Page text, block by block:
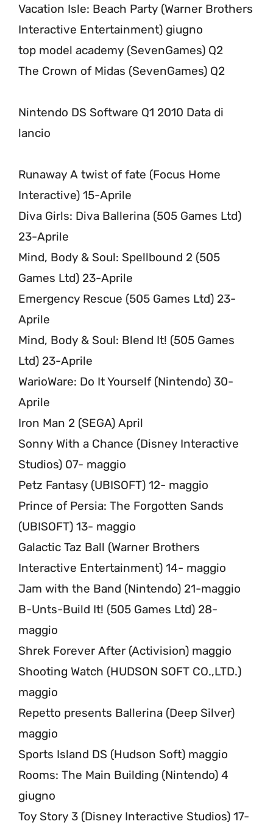
Vacation Isle: Beach Party (Warner Brothers
Interactive Entertainment) giugno
top model academy (SevenGames) Q2
The Crown of Midas (SevenGames) Q2
Nintendo DS Software Q1 2010 Data di
lancio
Runaway A twist of fate (Focus Home
Interactive) 15-Aprile
Diva Girls: Diva Ballerina (505 Games Ltd)
23-Aprile
Mind, Body & Soul: Spellbound 2 (505
Games Ltd) 23-Aprile
Emergency Rescue (505 Games Ltd) 23-
Aprile
Mind, Body & Soul: Blend It! (505 Games
Ltd) 23-Aprile
WarioWare: Do It Yourself (Nintendo) 30-
Aprile
Iron Man 2 (SEGA) April
Sonny With a Chance (Disney Interactive
Studios) 07- maggio
Petz Fantasy (UBISOFT) 12- maggio
Prince of Persia: The Forgotten Sands
(UBISOFT) 13- maggio
Galactic Taz Ball (Warner Brothers
Interactive Entertainment) 14- maggio
Jam with the Band (Nintendo) 21-maggio
B-Unts-Build It! (505 Games Ltd) 28-
maggio
Shrek Forever After (Activision) maggio
Shooting Watch (HUDSON SOFT CO.,LTD.)
maggio
Repetto presents Ballerina (Deep Silver)
maggio
Sports Island DS (Hudson Soft) maggio
Rooms: The Main Building (Nintendo) 4
giugno
Toy Story 3 (Disney Interactive Studios) 17-